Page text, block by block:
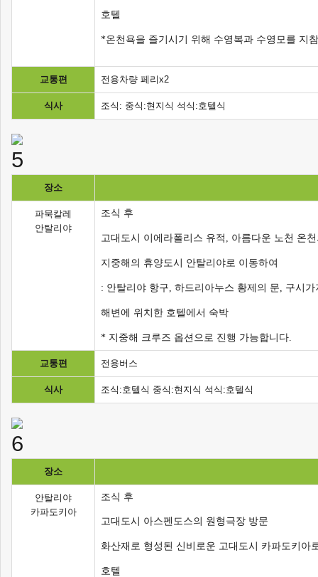
호텔
*온천욕을 즐기시기 위해 수영복과 수영모를 지
교통편 전용차량 페리x2
식사 조식: 중식:현지식 석식:호텔식
장소
파묵칼레
안탈리야
조식 후
고대도시 이에라폴리스 유적, 아름다운 노천 온
지중해의 휴양도시 안탈리야로 이동하여
: 안탈리야 항구, 하드리아누스 황제의 문, 구시
해변에 위치한 호텔에서 숙박
* 지중해 크루즈 옵션으로 진행 가능합니다.
교통편 전용버스
식사 조식:호텔식 중식:현지식 석식:호텔식
장소
안탈리야
카파도키아
조식 후
고대도시 아스펜도스의 원형극장 방문
화산재로 형성된 신비로운 고대도시 카파도키아
호텔